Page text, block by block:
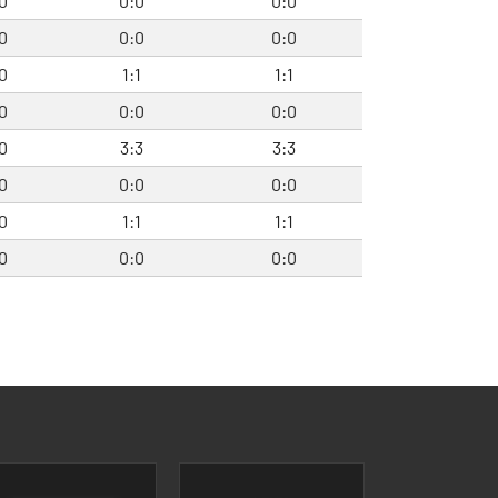
0:0
0:0
1:1
1:1
0:0
0:0
3:3
3:3
0:0
0:0
1:1
1:1
0:0 0:0